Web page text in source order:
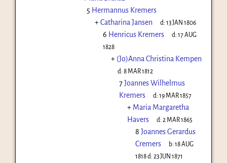
5 Hermannus Kremers
+Catharina Jansen d:13 JAN 1806
6 Henricus Kremers d:17 AUG
1828
+ (Jo)Anna Christina Kempen
d:8 MAR 1812
7Joannes Wilhelmus
Kremers
d:19 MAR 1857
+ Maria Margaretha
Havers
d:2 MAR 1865
8 Joannes Gerardus
Cremers
b:18 AUG
1818d: 23 JUN 1871